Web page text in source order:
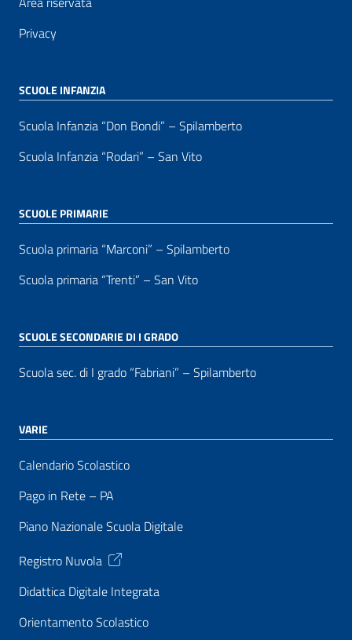
Privacy
SCUOLE INFANZIA
Scuola Infanzia “Don Bondi” – Spilamberto
Scuola Infanzia “Rodari” – San Vito
SCUOLE PRIMARIE
Scuola primaria “Marconi” – Spilamberto
Scuola primaria “Trenti” – San Vito
SCUOLE SECONDARIE DI I GRADO
Scuola sec. di I grado “Fabriani” – Spilamberto
VARIE
Calendario Scolastico
Pago in Rete – PA
Piano Nazionale Scuola Digitale
Registro Nuvola
Didattica Digitale Integrata
Orientamento Scolastico